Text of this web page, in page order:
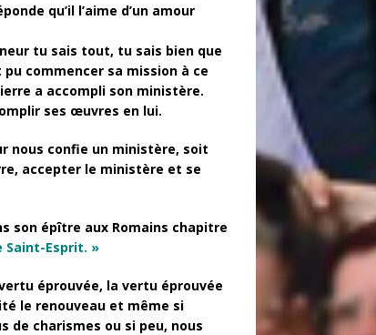
qu’il l’aime d’un amour
tu sais tout, tu sais bien que
commencer sa mission à ce
a accompli son ministère.
ses œuvres en lui.
nous confie un ministère, soit
accepter le ministère et se
son épître aux Romains chapitre
Saint-Esprit. »
éprouvée, la vertu éprouvée
le renouveau et même si
de charismes ou si peu, nous